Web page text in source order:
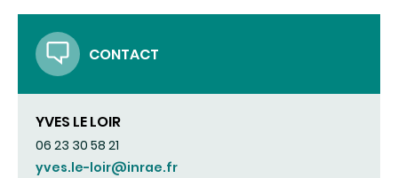
CONTACT
YVES LE LOIR
06 23 30 58 21
yves.le-loir@inrae.fr